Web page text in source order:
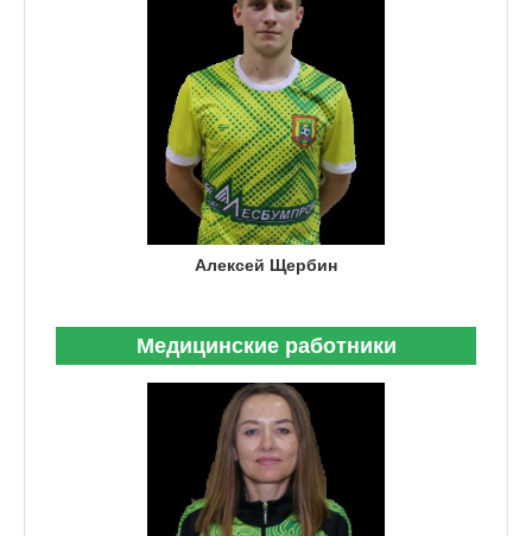
Алексей Щербин
Медицинские работники